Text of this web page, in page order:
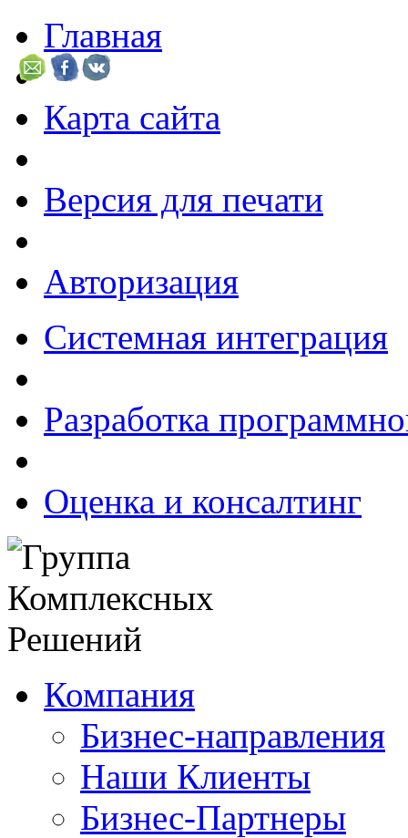
Главная
Карта сайта
Версия для печати
Авторизация
Системная интеграция
Разработка
Оценка и консалтинг
Компания
Бизнес-направления
Наши Клиенты
Бизнес-Партнеры